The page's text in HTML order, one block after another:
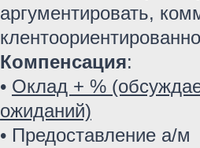
аргументировать,
Компенсация:
• Оклад + %
ожиданий)
• Предоставление а/м